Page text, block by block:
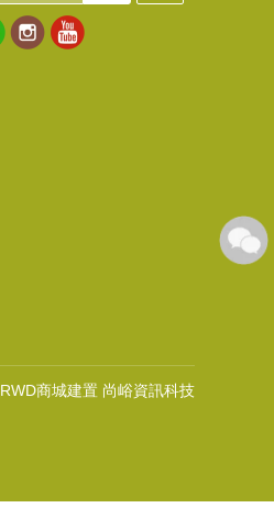
RWD商城建置 尚峪資訊科技